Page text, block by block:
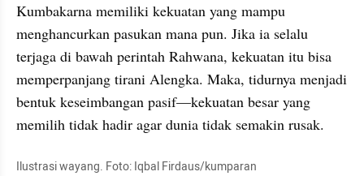
Kumbakarna memiliki kekuatan yang mampu
menghancurkan pasukan mana pun. Jika ia selalu
terjaga di bawah perintah Rahwana, kekuatan itu bisa
memperpanjang tirani Alengka. Maka, tidurnya menjadi
bentuk keseimbangan pasif—kekuatan besar yang
memilih tidak hadir agar dunia tidak semakin rusak.
Ilustrasi wayang. Foto: Iqbal Firdaus/kumparan